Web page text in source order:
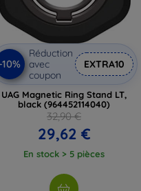
-10%
Réduction
avec
coupon
EXTRA10
UAG Magnetic Ring Stand LT,
black (964452114040)
32,90 €
29,62 €
En stock > 5 pièces